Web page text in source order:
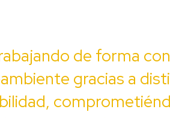
de forma
gracias a